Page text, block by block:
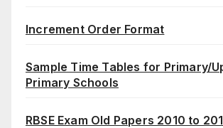
Increment Order Format
Sample Time Tables for Primary/
Primary Schools
RBSE Exam Old Papers 2010 to